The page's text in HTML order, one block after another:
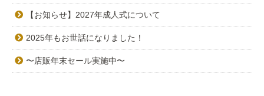
【お知らせ】2027年成人式について
2025年もお世話になりました！
〜店販年末セール実施中〜